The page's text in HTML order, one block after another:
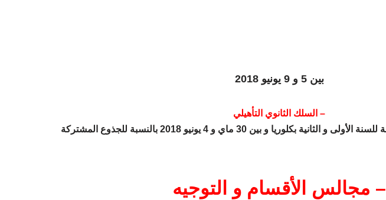
بين 5 و 9 يونيو 2018
– السلك الثانوي التأهيلي
– مجالس الأقسام و التوجيه